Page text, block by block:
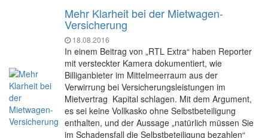
Mehr Klarheit bei der Mietwagen-
Versicherung
18.08.2016
In einem Beitrag von „RTL Extra“ haben Reporter
mit versteckter Kamera dokumentiert, wie
Billiganbieter im Mittelmeerraum aus der
Verwirrung bei Versicherungsleistungen im
Mietvertrag Kapital schlagen. Mit dem Argument,
es sei keine Vollkasko ohne Selbstbeteiligung
enthalten, und der Aussage „natürlich müssen Sie
im Schadensfall die Selbstbeteiligung bezahlen“